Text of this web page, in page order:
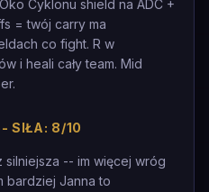
Cyklonu shield na ADC +
= twój carry ma
co fight. R w
i heali cały team. Mid
SIŁA: 8/10
silniejsza -- im więcej wróg
bardziej Janna to